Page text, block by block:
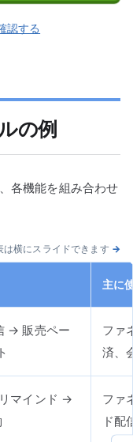
認する
の例
各機能を組み合わせ
は横にスライドできます →
主に
→ 販売ペー
ファ
済、
マインド →
ファ
ド配